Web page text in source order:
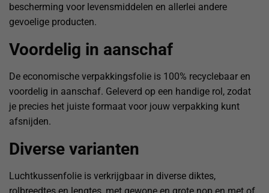
bescherming voor levensmiddelen en allerlei andere
gevoelige producten.
Voordelig in aanschaf
De economische verpakkingsfolie is 100% recyclebaar en
voordelig in aanschaf. Geleverd op een handige rol, zodat
je precies het juiste formaat voor jouw verpakking kunt
afsnijden.
Diverse varianten
Luchtkussenfolie is verkrijgbaar in diverse diktes,